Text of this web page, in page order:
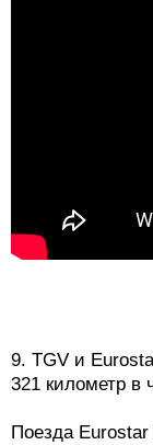
9. TGV и
321 километр в
Поезда